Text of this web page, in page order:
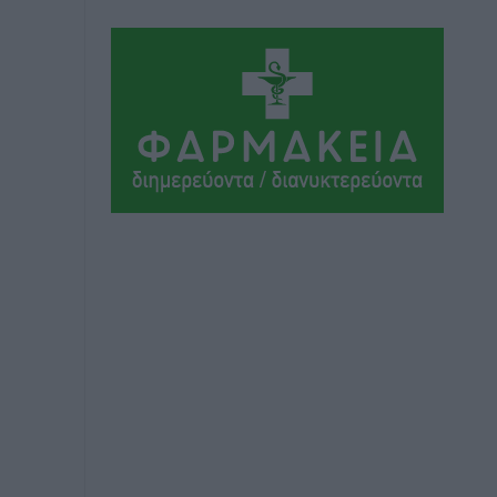
πριν 54 λεπτά
Ένα όνομα που ταιριάζει στην Ρόδο
Δημο-Κρίσεις πριν 55 λεπτά
Όταν τα γεγονότα απαντούν στα